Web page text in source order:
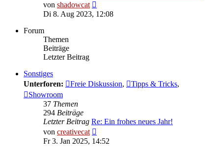
von shadowcat
Beitrag
Di 8. Aug 2023, 12:08
Forum
Themen
Beiträge
Letzter Beitrag
Sonstiges
Unterforen:
Freie Diskussion, Tipps & Tricks,
Showroom
37 Themen
294 Beiträge
Letzter Beitrag Re: Ein frohes neues Jahr!
von creativecat
Beitrag
Fr 3. Jan 2025, 14:52